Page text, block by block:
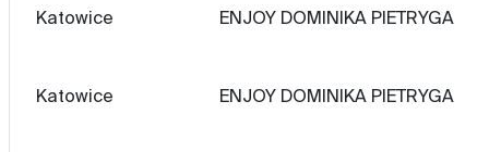
Katowice ENJOY DOMINIKA PIETRYGA
Katowice ENJOY DOMINIKA PIETRYGA